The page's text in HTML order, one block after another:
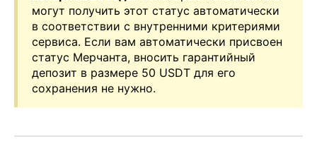
могут получить этот статус автоматически
в соответствии с внутренними критериями
сервиса. Если вам автоматически присвоен
статус Мерчанта, вносить гарантийный
депозит в размере 50 USDT для его
сохранения не нужно.